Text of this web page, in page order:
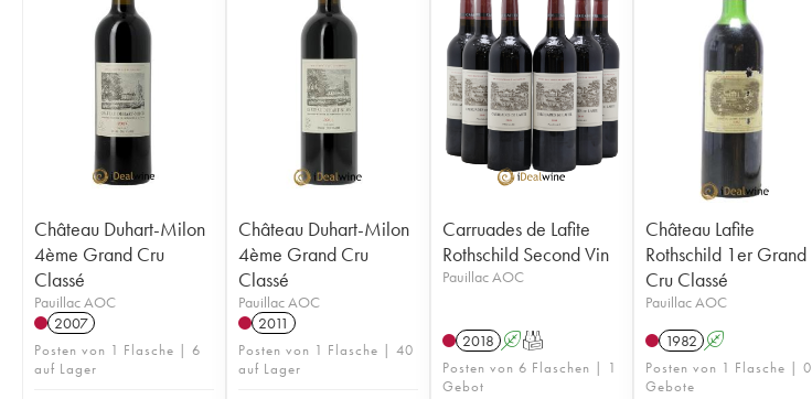
Château Duhart-Milon
4ème Grand Cru
Classé
Pauillac AOC
2007
Posten von 1 Flasche | 6
auf Lager
Château Duhart-Milon
4ème Grand Cru
Classé
Pauillac AOC
2011
Posten von 1 Flasche | 40
auf Lager
Carruades de Lafite
Rothschild Second Vin
Pauillac AOC
2018 AT
Posten von 6 Flaschen | 1
Gebot
Château Lafite
Rothschild 1er Grand
Cru Classé
Pauillac AOC
1982 A
Posten von 1 Flasche | 0
Gebote